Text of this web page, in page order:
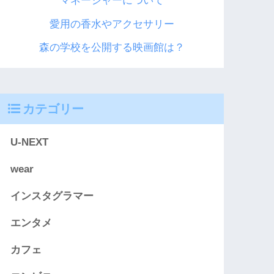
愛用の香水やアクセサリー
森の学校を公開する映画館は？
カテゴリー
U-NEXT
wear
インスタグラマー
エンタメ
カフェ